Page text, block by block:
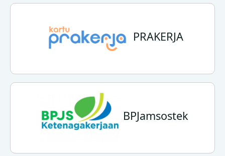
PRAKERJA
BPJamsostek